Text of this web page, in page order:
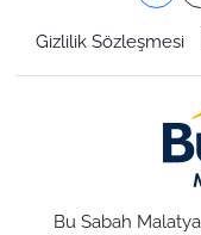
Gizlilik Sözleşmesi
Bu Sabah